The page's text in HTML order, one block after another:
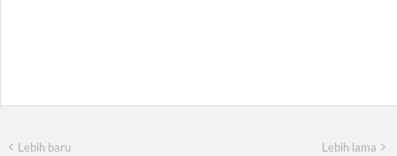
Lebih baru Lebih lama